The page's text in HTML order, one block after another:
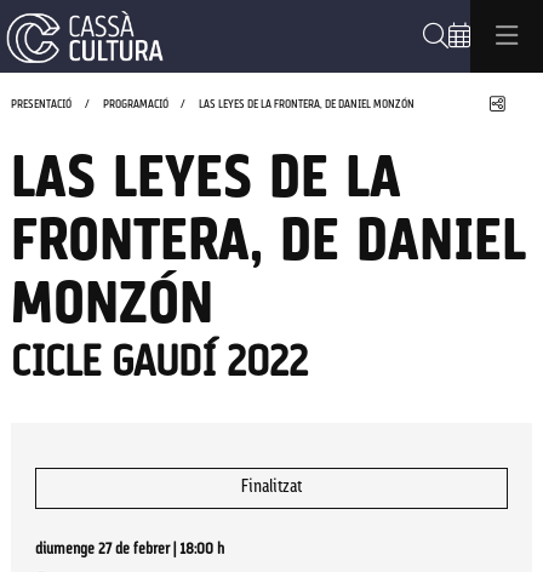
PRESENTACIÓ PROGRAMACIÓ LAS LEYES DE LA FRONTERA, DE DANIEL MONZÓN
LAS LEYES DE LA
FRONTERA, DE DANIEL
MONZÓN
CICLE GAUDÍ 2022
Finalitzat
diumenge 27 de febrer| 18:00 h